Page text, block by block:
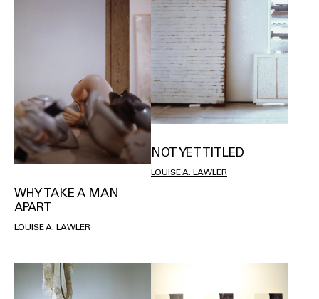
WHY TAKE A MAN
APART
LOUISE A. LAWLER
NOT YET TITLED
LOUISE A. LAWLER